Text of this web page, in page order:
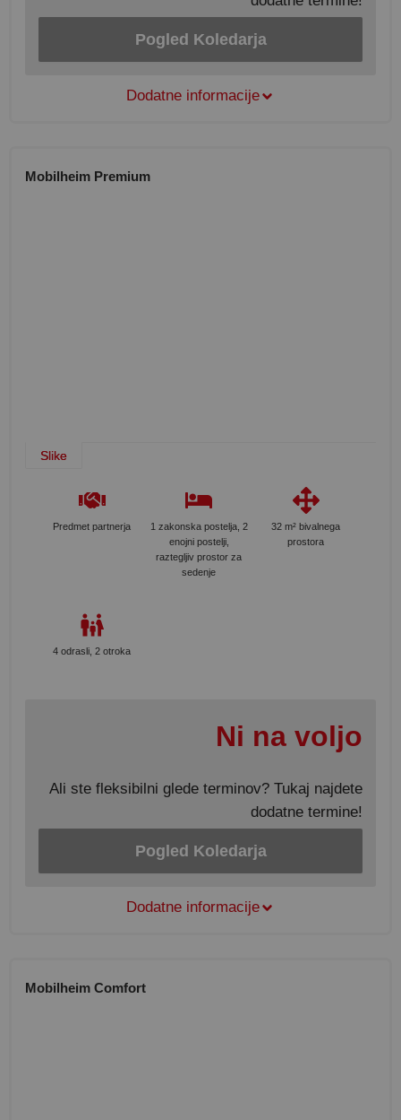
Pogled Koledarja
Dodatne informacije
Mobilheim Premium
Slike
Predmet partnerja
1 zakonska postelja, 2
enojni postelji,
raztegljiv prostor za
sedenje
32 m² bivalnega
prostora
4 odrasli, 2 otroka
Ni na voljo
Ali ste fleksibilni glede terminov? Tukaj najdete
dodatne termine!
Pogled Koledarja
Dodatne informacije
Mobilheim Comfort